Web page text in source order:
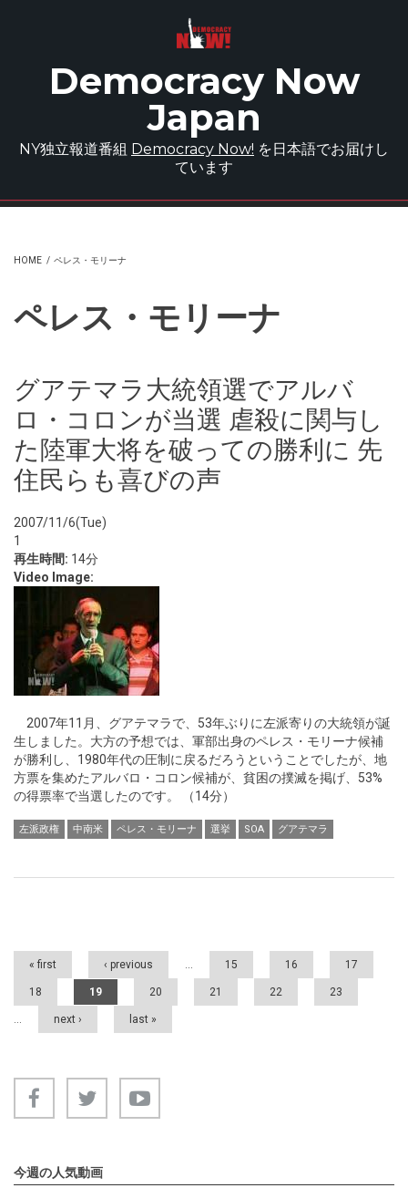
Democracy Now
Japan
NY独立報道番組 Democracy Now! を日本語でお届けし
ています
HOME / ペレス・モリーナ
ペレス・モリーナ
グアテマラ大統領選でアルバ
ロ・コロンが当選 虐殺に関与し
た陸軍大将を破っての勝利に 先
住民らも喜びの声
2007/11/6(Tue)
1
再生時間: 14分
Video Image:
2007年11月、グアテマラで、53年ぶりに左派寄りの大統領が誕
生しました。大方の予想では、軍部出身のペレス・モリーナ候補
が勝利し、1980年代の圧制に戻るだろうということでしたが、地
方票を集めたアルバロ・コロン候補が、貧困の撲滅を掲げ、53%
の得票率で当選したのです。 （14分）
左派政権 中南米 ペレス・モリーナ 選挙 SOA グアテマラ
Pages
« first ‹ previous … 15 16 17
18 19 20 21 22 23
… next › last »
今週の人気動画